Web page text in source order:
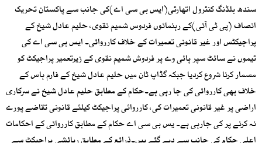
سندھ بلڈنگ کنٹرول اتھارٹی(ایس بی سی اے)کی جانب سے پاکستان تحریک
انصاف (پی ٹی آئی)کے رہنمائوں فردوس شمیم نقوی، حلیم عادل شیخ کے
پراجیکٹس اور غیر قانونی تعمیرات کے خلاف کارروائی۔ ایس بی سی اے کی
ٹیموں نے سائٹ سپر ہائی وے پر فردوش شمیم نقوی کے زیرتعمیر پراجیکٹ کو
مسمار کرنا شروع کردیا جبکہ گڈاپ ٹان میں حلیم عادل شیخ کے فارم ہاس کے
خلاف بھی کارروائی کی جا رہی ہے۔حکام کے مطابق حلیم عادل شیخ نے سرکاری
اراضی پر غیر قانونی تعمیرات کی، کارروائی پراجیکٹ کیلئے قانونی تقاضے پورے
نہ کرنے پر کی جارہی ہے۔ یس بی سی اے حکام کے مطابق کارروائی کے احکامات